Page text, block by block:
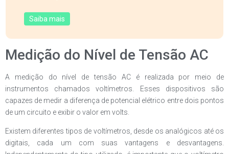
Saiba mais
Medição do Nível de Tensão AC
A medição do nível de tensão AC é realizada por meio de
instrumentos chamados voltímetros. Esses dispositivos são
capazes de medir a diferença de potencial elétrico entre dois pontos
de um circuito e exibir o valor em volts.
Existem diferentes tipos de voltímetros, desde os analógicos até os
digitais, cada um com suas vantagens e desvantagens.